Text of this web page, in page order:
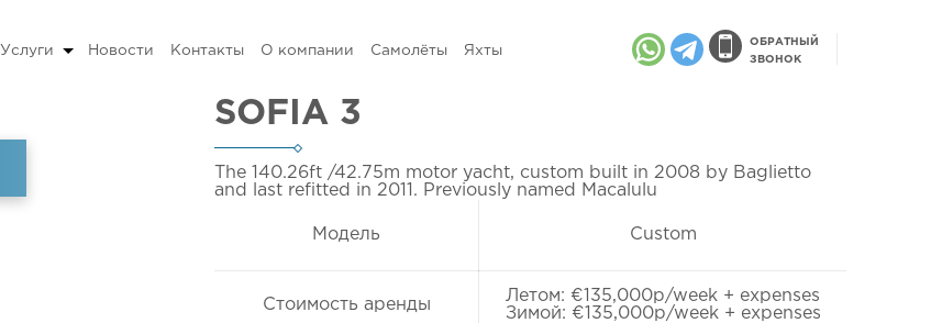
Услуги Новости Контакты О компании Самолёты Яхты
ОБРАТНЫЙ
ЗВОНОК
SOFIA 3
The 140.26ft /42.75m motor yacht, custom built in 2008 by Baglietto
and last refitted in 2011. Previously named Macalulu
Модель Custom
Стоимость аренды
Летом: €135,000p/week + expenses
Зимой: €135,000p/week + expenses